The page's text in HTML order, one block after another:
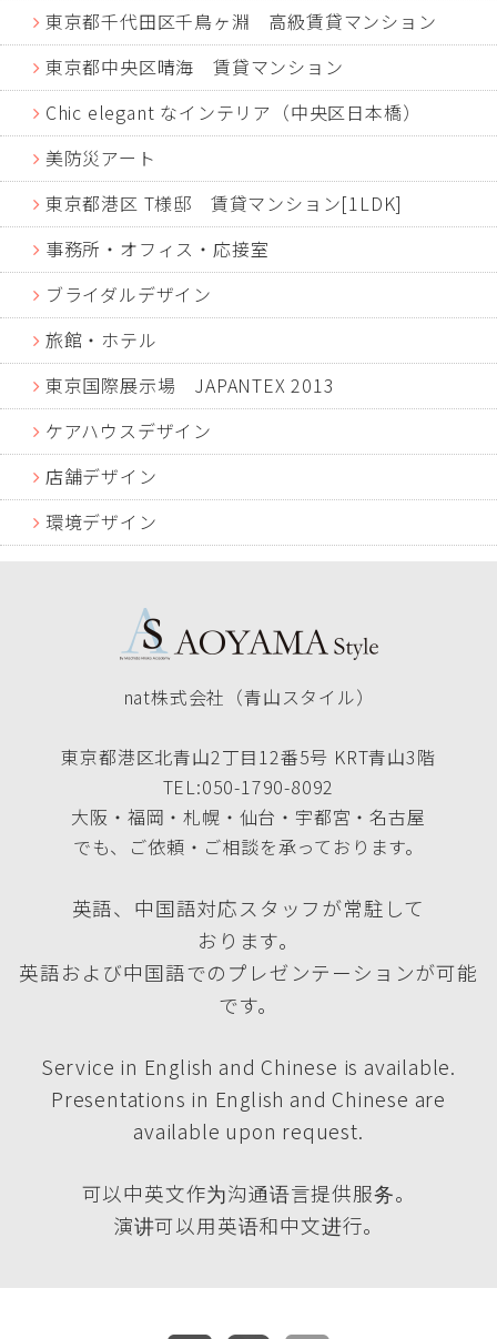
東京都千代田区千鳥ヶ淵 高級賃貸マンション
東京都中央区晴海 賃貸マンション
Chic elegant なインテリア（中央区日本橋）
美防災アート
東京都港区 T様邸 賃貸マンション[1LDK]
事務所・オフィス・応接室
ブライダルデザイン
旅館・ホテル
東京国際展示場 JAPANTEX 2013
ケアハウスデザイン
店舗デザイン
環境デザイン
nat株式会社（青山スタイル）
東京都港区北青山2丁目12番5号 KRT青山3階
TEL:050-1790-8092
大阪・福岡・札幌・仙台・宇都宮・名古屋
でも、ご依頼・ご相談を承っております。
英語、中国語対応スタッフが常駐して
おります。
英語および中国語でのプレゼンテーションが可能
です。
Service in English and Chinese is available.
Presentations in English and Chinese are
available upon request.
可以中英文作为沟通语言提供服务。
演讲可以用英语和中文进行。